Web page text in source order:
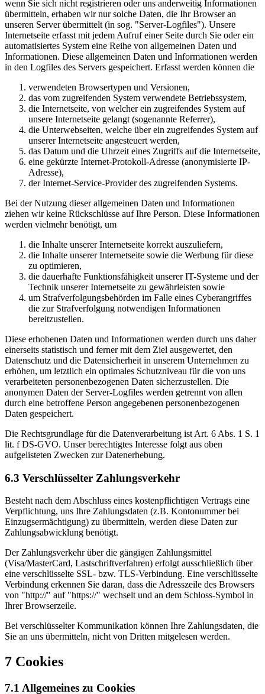
wenn Sie sich nicht registrieren oder uns anderweitig Informationen
übermitteln, erhaben wir nur solche Daten, die Ihr Browser an
unseren Server übermittelt (in sog. "Server-Logfiles"). Unsere
Internetseite erfasst mit jedem Aufruf einer Seite durch Sie oder ein
automatisiertes System eine Reihe von allgemeinen Daten und
Informationen. Diese allgemeinen Daten und Informationen werden
in den Logfiles des Servers gespeichert. Erfasst werden können die
verwendeten Browsertypen und Versionen,
das vom zugreifenden System verwendete Betriebssystem,
die Internetseite, von welcher ein zugreifendes System auf
unsere Internetseite gelangt (sogenannte Referrer),
die Unterwebseiten, welche über ein zugreifendes System auf
unserer Internetseite angesteuert werden,
das Datum und die Uhrzeit eines Zugriffs auf die Internetseite,
eine gekürzte Internet-Protokoll-Adresse (anonymisierte IP-
Adresse),
der Internet-Service-Provider des zugreifenden Systems.
Bei der Nutzung dieser allgemeinen Daten und Informationen
ziehen wir keine Rückschlüsse auf Ihre Person. Diese Informationen
werden vielmehr benötigt, um
die Inhalte unserer Internetseite korrekt auszuliefern,
die Inhalte unserer Internetseite sowie die Werbung für diese
zu optimieren,
die dauerhafte Funktionsfähigkeit unserer IT-Systeme und der
Technik unserer Internetseite zu gewährleisten sowie
um Strafverfolgungsbehörden im Falle eines Cyberangriffes
die zur Strafverfolgung notwendigen Informationen
bereitzustellen.
Diese erhobenen Daten und Informationen werden durch uns daher
einerseits statistisch und ferner mit dem Ziel ausgewertet, den
Datenschutz und die Datensicherheit in unserem Unternehmen zu
erhöhen, um letztlich ein optimales Schutzniveau für die von uns
verarbeiteten personenbezogenen Daten sicherzustellen. Die
anonymen Daten der Server-Logfiles werden getrennt von allen
durch eine betroffene Person angegebenen personenbezogenen
Daten gespeichert.
Die Rechtsgrundlage für die Datenverarbeitung ist Art. 6 Abs. 1 S. 1
lit. f DS-GVO. Unser berechtigtes Interesse folgt aus oben
aufgelisteten Zwecken zur Datenerhebung.
6.3 Verschlüsselter Zahlungsverkehr
Besteht nach dem Abschluss eines kostenpflichtigen Vertrags eine
Verpflichtung, uns Ihre Zahlungsdaten (z.B. Kontonummer bei
Einzugsermächtigung) zu übermitteln, werden diese Daten zur
Zahlungsabwicklung benötigt.
Der Zahlungsverkehr über die gängigen Zahlungsmittel
(Visa/MasterCard, Lastschriftverfahren) erfolgt ausschließlich über
eine verschlüsselte SSL- bzw. TLS-Verbindung. Eine verschlüsselte
Verbindung erkennen Sie daran, dass die Adresszeile des Browsers
von "http://" auf "https://" wechselt und an dem Schloss-Symbol in
Ihrer Browserzeile.
Bei verschlüsselter Kommunikation können Ihre Zahlungsdaten, die
Sie an uns übermitteln, nicht von Dritten mitgelesen werden.
7 Cookies
7.1 Allgemeines zu Cookies